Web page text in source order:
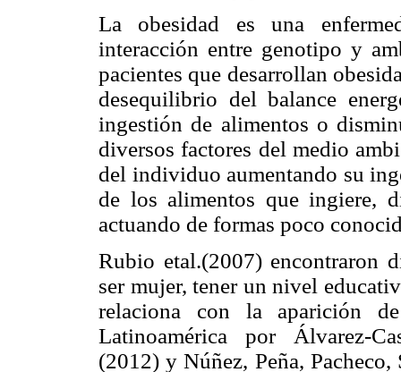
La obesidad es una
interacción entre genotipo y
pacientes que desarrollan
desequilibrio del balance
ingestión de alimentos o
diversos factores del medio
del individuo aumentando su
de los alimentos que ingiere,
actuando de formas poco
Rubio etal.(2007) encontraron
ser mujer, tener un nivel
relaciona con la aparición
Latinoamérica por Álvarez-
(2012) y Núñez, Peña,